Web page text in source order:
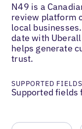
N49 is a
review platform
local
date with
helps generate
trust.
SUPPORTED FIELDS
Supported